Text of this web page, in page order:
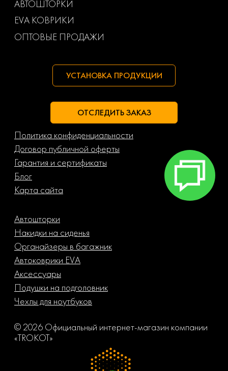
АВТОШТОРКИ
EVA КОВРИКИ
ОПТОВЫЕ ПРОДАЖИ
УСТАНОВКА ПРОДУКЦИИ
ОТСЛЕДИТЬ ЗАКАЗ
Политика конфиденциальности
Договор публичной оферты
Гарантия и сертификаты
Блог
Карта сайта
Автошторки
Накидки на сиденья
Органайзеры в багажник
Автоковрики EVA
Аксессуары
Подушки на подголовник
Чехлы для ноутбуков
© 2026 Официальный интернет-магазин компании
«TROKOT»